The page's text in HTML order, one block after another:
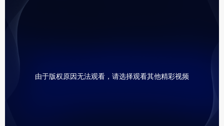
由于版权原因无法观看，请选择观看其他精彩视频